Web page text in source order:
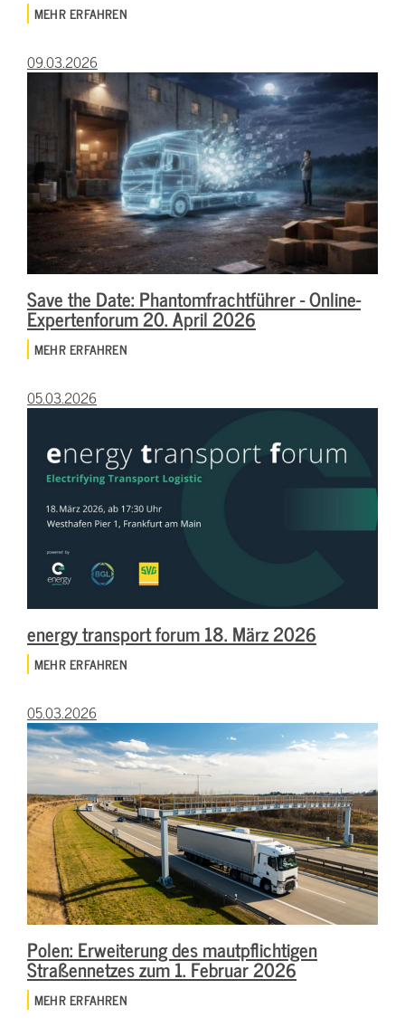
MEHR ERFAHREN
09.03.2026
Save the Date: Phantomfrachtführer - Online-
Expertenforum 20. April 2026
MEHR ERFAHREN
05.03.2026
energy transport forum 18. März 2026
MEHR ERFAHREN
05.03.2026
Polen: Erweiterung des mautpflichtigen
Straßennetzes zum 1. Februar 2026
MEHR ERFAHREN